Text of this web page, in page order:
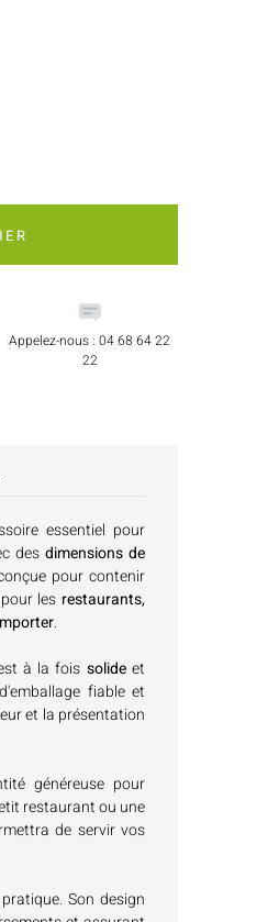
Appelez-nous : 04 68 64 22
22
essentiel pour
des dimensions de
pour contenir
les restaurants,
.
à la fois solideet
fiable et
et la présentation
généreuse pour
restaurant ou une
de servir vos
Son design